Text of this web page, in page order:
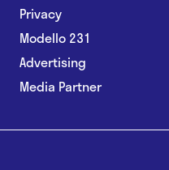
Privacy
Modello 231
Advertising
Media Partner